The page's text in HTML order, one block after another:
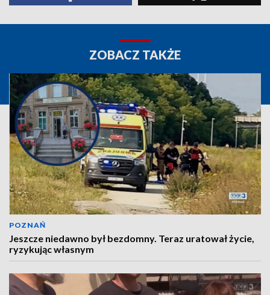
ZOBACZ TAKŻE
POZNAŃ
Jeszcze niedawno był bezdomny. Teraz uratował życie,
ryzykując własnym